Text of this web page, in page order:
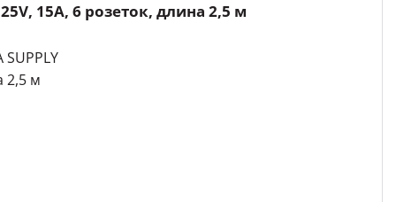
15A, 6 розеток, длина 2,5 м
2,5 м